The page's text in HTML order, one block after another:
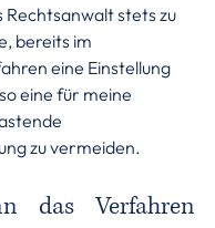
Rechtsanwalt stets zu
bereits im
eine Einstellung
eine für meine
zu vermeiden.
das Verfahren